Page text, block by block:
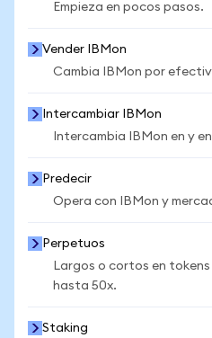
Empieza en pocos pasos.
Vender IBMon
Cambia IBMon por
Intercambiar IBMon
Intercambia IBMon en y
Predecir
Opera con IBMon y
Perpetuos
Largos o cortos en
hasta 50x.
Staking